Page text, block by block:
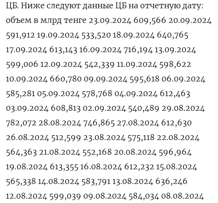
ЦБ. Ниже следуют данные ЦБ на отчетную дату:
объем в млрд тенге 23.09.2024 609,566 20.09.2024
591,912 19.09.2024 533,520 18.09.2024 640,765
17.09.2024 613,143 16.09.2024 716,194 13.09.2024
599,006 12.09.2024 542,339 11.09.2024 598,622
10.09.2024 660,780 09.09.2024 595,618 06.09.2024
585,281 05.09.2024 578,768 04.09.2024 612,463
03.09.2024 608,813 02.09.2024 540,489 29.08.2024
782,072 28.08.2024 746,865 27.08.2024 612,630
26.08.2024 512,599 23.08.2024 575,118 22.08.2024
564,363 21.08.2024 552,168 20.08.2024 596,964
19.08.2024 613,355 16.08.2024 612,232 15.08.2024
565,338 14.08.2024 583,791 13.08.2024 636,246
12.08.2024 599,039 09.08.2024 584,034 08.08.2024